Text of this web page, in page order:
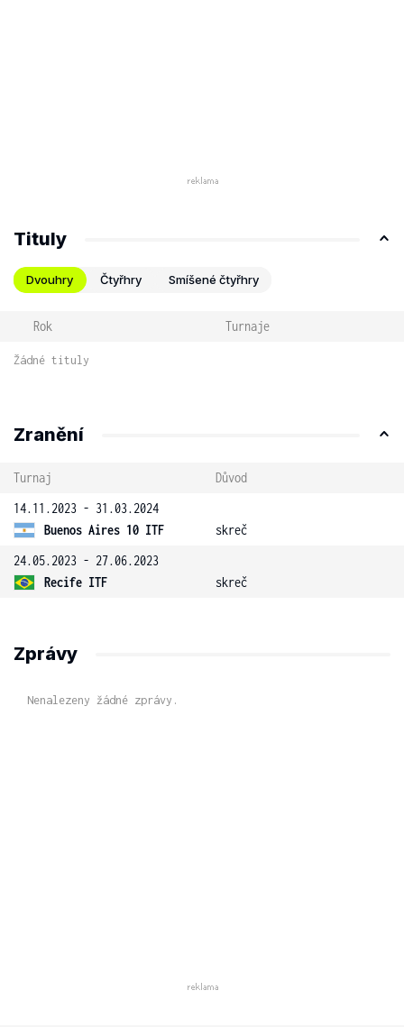
Tituly
Dvouhry Čtyřhry Smíšené čtyřhry
Rok Turnaje
Žádné tituly
Zranění
Turnaj
Důvod
14.11.2023 - 31.03.2024
Buenos Aires 10 ITF
skreč
24.05.2023 - 27.06.2023
Recife ITF
skreč
Zprávy
Nenalezeny žádné zprávy.